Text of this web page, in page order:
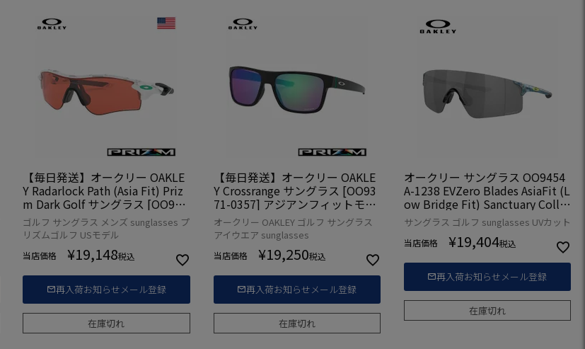
【毎日発送】オークリー OAKLE
Y Radarlock Path (Asia Fit) Priz
m Dark Golf サングラス [OO920
6-5038] USA直輸入品
ゴルフ サングラス メンズ sunglasses プ
リズムゴルフ USモデル
当店価格 ¥19,148税込
再入荷お知らせメール登録
在庫切れ
【毎日発送】オークリー OAKLE
Y Crossrange サングラス [OO93
71-0357] アジアンフィットモデ
ル
オークリー OAKLEY ゴルフ サングラス
アイウエア sunglasses
当店価格 ¥19,250税込
再入荷お知らせメール登録
在庫切れ
オークリー サングラス OO9454
A-1238 EVZero Blades AsiaFit (L
ow Bridge Fit) Sanctuary Colle
ction UVカット OAKLEY 2023年
モデル 国内正規品
サングラス ゴルフ sunglasses UVカット
当店価格 ¥19,404税込
再入荷お知らせメール登録
在庫切れ